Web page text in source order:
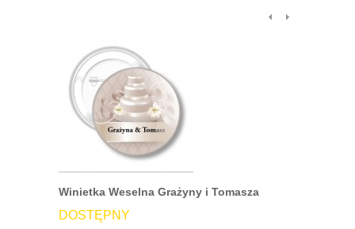
Winietka Weselna Grażyny i Tomasza
DOSTĘPNY